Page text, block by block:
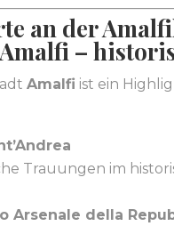
an der
–
Amalfi ist ein
Trauungen im
Arsenale della